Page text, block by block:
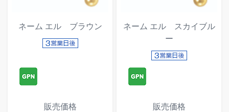
ネーム エル ブラウン
販売価格
ネーム エル スカイブル
ー
販売価格